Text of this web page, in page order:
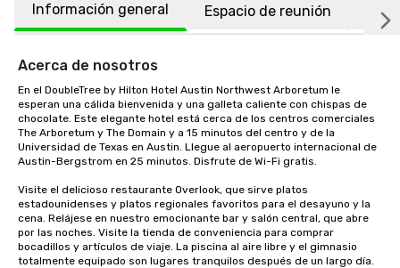
Información general Espacio de reunión
Acerca de nosotros
En el DoubleTree by Hilton Hotel Austin Northwest Arboretum le
esperan una cálida bienvenida y una galleta caliente con chispas de
chocolate. Este elegante hotel está cerca de los centros comerciales
The Arboretum y The Domain y a 15 minutos del centro y de la
Universidad de Texas en Austin. Llegue al aeropuerto internacional de
Austin-Bergstrom en 25 minutos. Disfrute de Wi-Fi gratis.
Visite el delicioso restaurante Overlook, que sirve platos
estadounidenses y platos regionales favoritos para el desayuno y la
cena. Relájese en nuestro emocionante bar y salón central, que abre
por las noches. Visite la tienda de conveniencia para comprar
bocadillos y artículos de viaje. La piscina al aire libre y el gimnasio
totalmente equipado son lugares tranquilos después de un largo día.